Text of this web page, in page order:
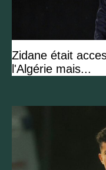
Zidane était
l'Algérie mais...